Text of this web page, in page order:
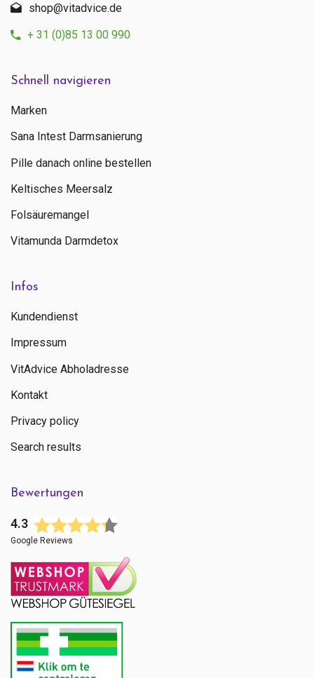
Schnell navigieren
Marken
Sana Intest Darmsanierung
Pille danach online bestellen
Keltisches Meersalz
Folsäuremangel
Vitamunda Darmdetox
Infos
Kundendienst
Impressum
VitAdvice Abholadresse
Kontakt
Privacy policy
Search results
Bewertungen
4.3
Google Reviews
shop@vitadvice.de
+ 31 (0)85 13 00 990